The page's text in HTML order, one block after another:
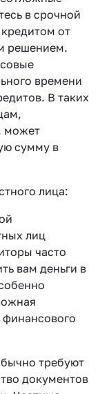
в срочной
от
решением.
времени
В таких
может
сумму в
лица:
лиц
часто
вам деньги в
требуют
документов